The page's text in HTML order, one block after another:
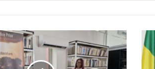
son
: